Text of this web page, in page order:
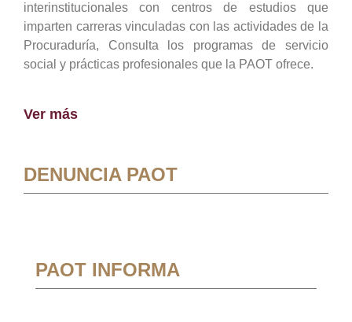
interinstitucionales con centros de estudios que
imparten carreras vinculadas con las actividades de la
Procuraduría, Consulta los programas de servicio
social y prácticas profesionales que la PAOT ofrece.
Ver más
DENUNCIA PAOT
PAOT INFORMA